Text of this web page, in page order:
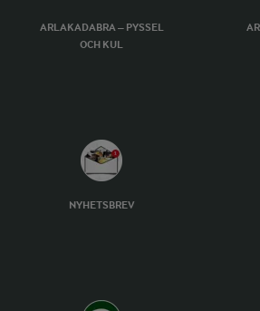
ARLAKADABRA – PYSSEL
OCH KUL
NYHETSBREV